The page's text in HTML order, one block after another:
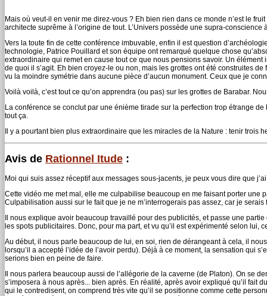
Mais où veut-il en venir me direz-vous ? Eh bien rien dans ce monde n’est le
architecte suprême à l’origine de tout. L’Univers possède une supra-
Vers la toute fin de cette conférence imbuvable, enfin il est question
technologie, Patrice Pouillard et son équipe ont remarqué quelque chose
extraordinaire qui remet en cause tout ce que nous pensions savoir. Un
de quoi il s’agit. Eh bien croyez-le ou non, mais les grottes ont été construites
vu la moindre symétrie dans aucune pièce d’aucun monument. Ceux que je
Voilà voilà, c’est tout ce qu’on apprendra (ou pas) sur les grottes de Barabar.
La conférence se conclut par une énième tirade sur la perfection trop étrange
tout ça.
Il y a pourtant bien plus extraordinaire que les miracles de la Nature : tenir trois
Avis de Rationnel Itude :
Moi qui suis assez réceptif aux messages sous-jacents, je peux vous dire que
Cette vidéo me met mal, elle me culpabilise beaucoup en me faisant porter une
Culpabilisation aussi sur le fait que je ne m’interrogerais pas assez, car je serais
Il nous explique avoir beaucoup travaillé pour des publicités, et passe une
les spots publicitaires. Donc, pour ma part, et vu qu’il est expérimenté selon lui,
Au début, il nous parle beaucoup de lui, en soi, rien de dérangeant à cela, il
lorsqu’il a accepté l’idée de l’avoir perdu). Déjà à ce moment, la sensation qui
serions bien en peine de faire.
Il nous parlera beaucoup aussi de l’allégorie de la caverne (de Platon). On se
s’imposera à nous après... bien après. En réalité, après avoir expliqué qu’il fait
qui le contredisent, on comprend très vite qu’il se positionne comme cette